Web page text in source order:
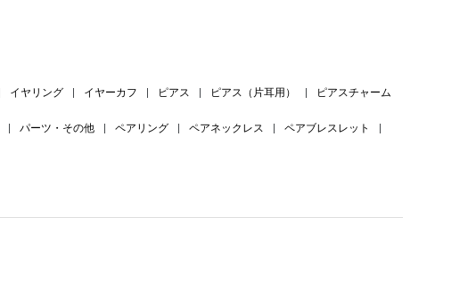
イヤリング イヤーカフ ピアス ピアス（片耳用） ピアスチャーム
パーツ・その他 ペアリング ペアネックレス ペアブレスレット